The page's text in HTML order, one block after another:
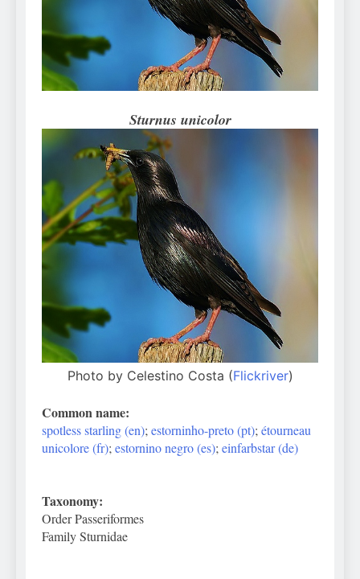
Can Bulldogs Play Fetch?
And How to Train Them!
How Often Do I Need to
Groom My Bulldog
Sturnus unicolor
Photo by Celestino Costa (Flickriver)
Common name:
spotless starling (en);estorninho-preto (pt);étourneau
unicolore (fr);estornino negro (es);einfarbstar (de)
Taxonomy:
Order Passeriformes
Family Sturnidae